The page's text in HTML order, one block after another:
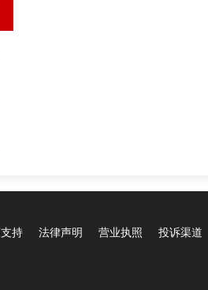
持 法律声明 营业执照 投诉渠道